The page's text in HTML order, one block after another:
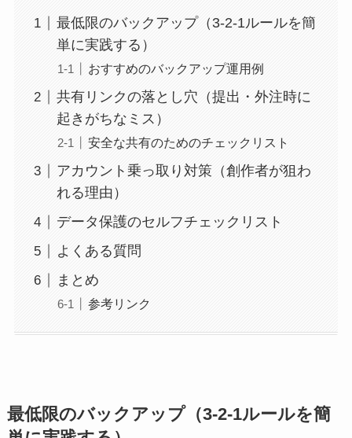
最低限のバックアップ（3-2-1ルールを簡
単に実践する）
おすすめのバックアップ運用例
共有リンクの落とし穴（提出・外注時に
起きがちなミス）
安全な共有のためのチェックリスト
アカウント乗っ取り対策（創作者が狙わ
れる理由）
データ保護のセルフチェックリスト
よくある質問
まとめ
参考リンク
最低限のバックアップ（3-2-1ルールを簡